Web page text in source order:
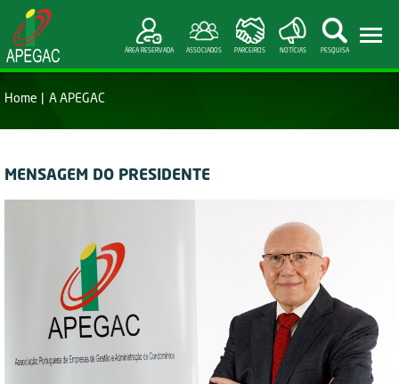
ÁREA RESERVADA ASSOCIADOS PARCEIROS NOTÍCIAS PESQUISA
Home A APEGAC
MENSAGEM DO PRESIDENTE